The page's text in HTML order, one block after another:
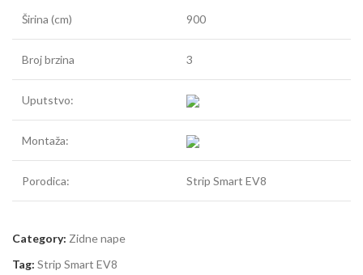
Širina (cm) 900
Broj brzina 3
Uputstvo:
Montaža:
Porodica: Strip Smart EV8
Category: Zidne nape
Tag: Strip Smart EV8